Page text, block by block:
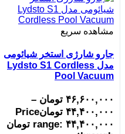
مشاهده سریع
جارو شارژی استخر شیائومی
مدل Lydsto S1 Cordless
Pool Vacuum
۴۶,۶۰۰,۰۰۰ تومان –
۴۴,۴۰۰,۰۰۰ تومانPrice
range: ۴۴,۴۰۰,۰۰۰ تومان